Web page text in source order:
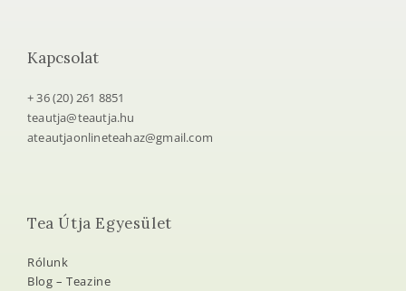
Kapcsolat
+ 36 (20) 261 8851
teautja@teautja.hu
ateautjaonlineteahaz@gmail.com
Tea Útja Egyesület
Rólunk
Blog – Teazine